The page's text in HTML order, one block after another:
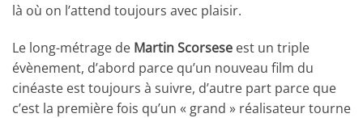
là où on l’attend toujours avec plaisir.
Le long-métrage de Martin Scorsese est un triple
évènement, d’abord parce qu’un nouveau film du
cinéaste est toujours à suivre, d’autre part parce que
c’est la première fois qu’un « grand » réalisateur tourne